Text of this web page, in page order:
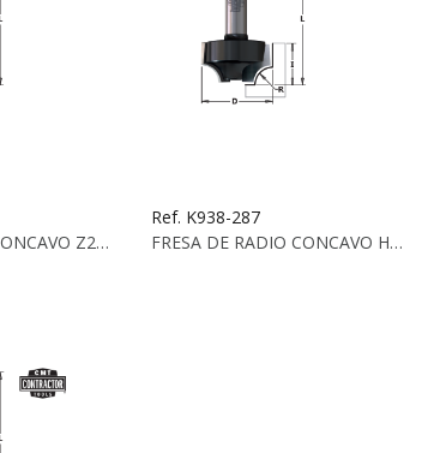
FRESA DE RADIO CONCAVO Z2 S:8 D:25.4X13.5 X 55...
Ref. K938-287
FRESA DE RADIO CONCAVO HW Z2 S:8 D:28.7X15.5X...